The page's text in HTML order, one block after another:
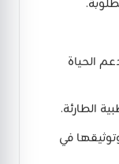
الحياة
الطارئة.
في